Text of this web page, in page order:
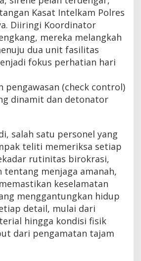
Kasat Intelkam Polres
Diiringi Koordinator
mereka melangkah
dua unit fasilitas
fokus perhatian hari
pengawasan (check control)
dinamit dan detonator
salah satu personel yang
teliti memeriksa setiap
rutinitas birokrasi,
tentang menjaga amanah,
keselamatan
menggantungkan hidup
detail, mulai dari
hingga kondisi fisik
dari pengamatan tajam